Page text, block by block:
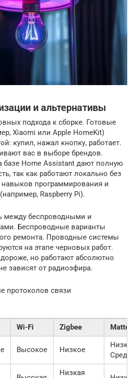
и альтернативы
подхода к сборке. Готовые
Xiaomi или Apple HomeKit)
купил, нажал кнопку, работает.
вас в выборе брендов.
Home Assistant дают полную
так как работают локально без
навыков программирования и
Raspberry Pi).
между беспроводными и
Беспроводные варианты
ремонта. Проводные системы
на этапе черновых работ.
но работают абсолютно
зависят от радиоэфира.
протоколов связи
Wi-Fi Zigbee Matter
Высокое Низкое
Низкая